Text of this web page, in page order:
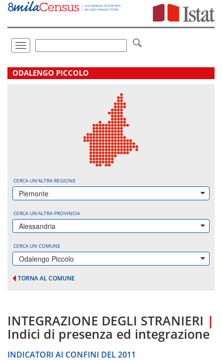
Vai
direttamente
Toggle
navigation
.
ODALENGO PICCOLO
CERCA UN'ALTRA REGIONE
Piemonte
CERCA UN'ALTRA PROVINCIA
Alessandria
CERCA UN COMUNE
Odalengo Piccolo
TORNA AL COMUNE
INTEGRAZIONE DEGLI STRANIERI |
Indici di presenza ed integrazione
INDICATORI AI CONFINI DEL 2011